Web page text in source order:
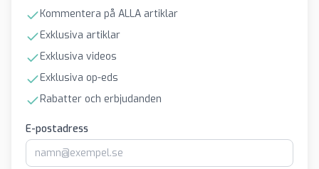
Kommentera på ALLA artiklar
Exklusiva artiklar
Exklusiva videos
Exklusiva op-eds
Rabatter och erbjudanden
E-postadress